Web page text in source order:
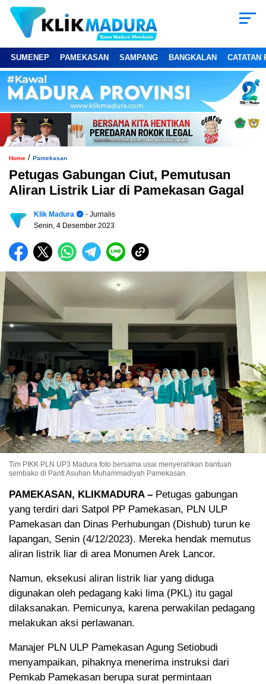
SUMENEP PAMEKASAN SAMPANG BANGKALAN CATATAN
Home / Pamekasan
Petugas Gabungan Ciut, Pemutusan
Aliran Listrik Liar di Pamekasan Gagal
Klik Madura
- Jurnalis
Senin, 4 Desember 2023
Tim PIKK PLN UP3 Madura foto bersama usai menyerahkan bantuan
sembako di Panti Asuhan Muhammadiyah Pamekasan.
PAMEKASAN, KLIKMADURA – Petugas gabungan
yang terdiri dari Satpol PP Pamekasan, PLN ULP
Pamekasan dan Dinas Perhubungan (Dishub) turun ke
lapangan, Senin (4/12/2023). Mereka hendak memutus
aliran listrik liar di area Monumen Arek Lancor.
Namun, eksekusi aliran listrik liar yang diduga
digunakan oleh pedagang kaki lima (PKL) itu gagal
dilaksanakan. Pemicunya, karena perwakilan pedagang
melakukan aksi perlawanan.
Manajer PLN ULP Pamekasan Agung Setiobudi
menyampaikan, pihaknya menerima instruksi dari
Pemkab Pamekasan berupa surat permintaan